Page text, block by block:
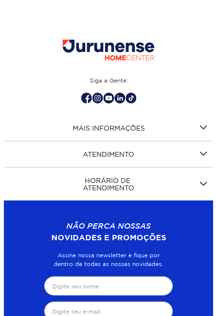
Siga a Gente:
MAIS INFORMAÇÕES
ATENDIMENTO
HORÁRIO DE
ATENDIMENTO
NÃO PERCA NOSSAS
NOVIDADES E PROMOÇÕES
Assine nossa newsletter e fique por
dentro de todas as nossas novidades.